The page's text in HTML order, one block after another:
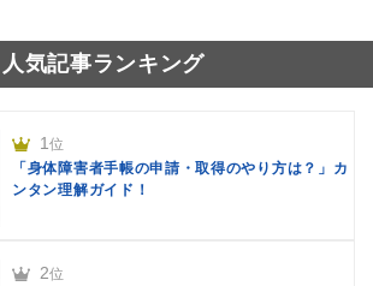
人気記事ランキング
1 位
「身体障害者手帳の申請・取得のやり方は？」カ
ンタン理解ガイド！
2位